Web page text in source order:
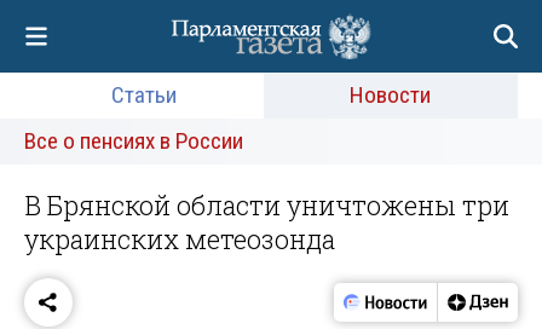
Статьи
Новости
Все о пенсиях в России
В Брянской области уничтожены три
украинских метеозонда